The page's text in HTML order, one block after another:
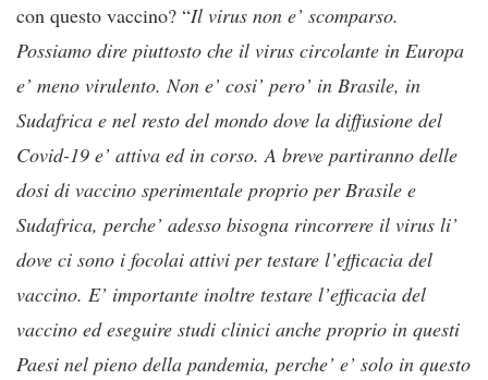
con questo vaccino? “Il virus non e’ scomparso.
Possiamo dire piuttosto che il virus circolante in Europa
e’ meno virulento. Non e’ cosi’ pero’ in Brasile, in
Sudafrica e nel resto del mondo dove la diffusione del
Covid-19 e’ attiva ed in corso. A breve partiranno delle
dosi di vaccino sperimentale proprio per Brasile e
Sudafrica, perche’ adesso bisogna rincorrere il virus li’
dove ci sono i focolai attivi per testare l’efficacia del
vaccino. E’ importante inoltre testare l’efficacia del
vaccino ed eseguire studi clinici anche proprio in questi
Paesi nel pieno della pandemia, perche’ e’ solo in questo